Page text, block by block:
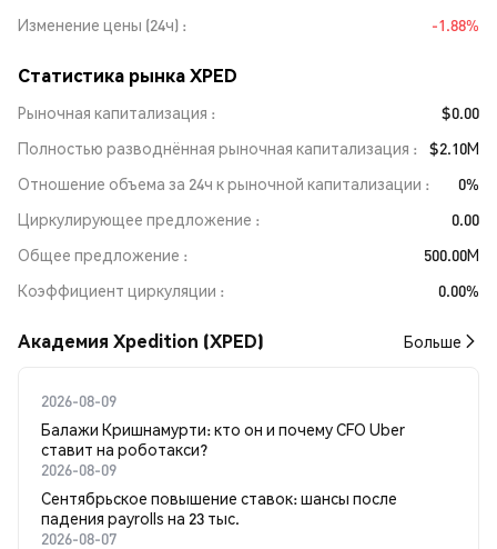
Изменение цены (24ч)
-1.88%
Статистика рынка XPED
Рыночная капитализация
$0.00
Полностью разводнённая рыночная капитализация
$2.10M
Отношение объема за 24ч к рыночной капитализации
0%
Циркулирующее предложение
0.00
Общее предложение
500.00M
Коэффициент циркуляции
0.00%
Академия Xpedition (XPED) Больше
2026-08-09
Балажи Кришнамурти: кто он и почему CFO Uber
ставит на роботакси?
2026-08-09
Сентябрьское повышение ставок: шансы после
падения payrolls на 23 тыс.
2026-08-07